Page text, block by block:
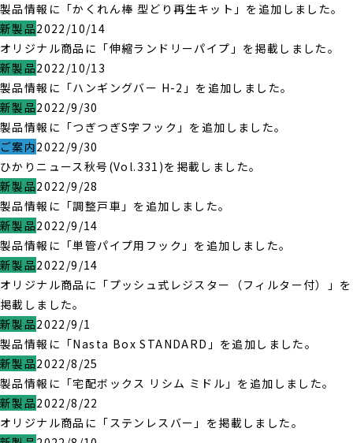
製品情報に「かくれん棒 型どり再生キット」を追加しました。
新製品2022/10/14
オリジナル商品に「伸縮ランドリーパイプ」を掲載しました。
新製品2022/10/13
製品情報に「ハンギングバー H-2」を追加しました。
新製品2022/9/30
製品情報に「つぎつぎS字フック」を追加しました。
ご案内2022/9/30
ひかりニュース秋号(Vol.331)を掲載しました。
新製品2022/9/28
製品情報に「調整戸車」を追加しました。
新製品2022/9/14
製品情報に「単管パイプ用フック」を追加しました。
新製品2022/9/14
オリジナル商品に「プッシュ式レジスター（フィルター付）」を
掲載しました。
新製品2022/9/1
製品情報に「Nasta Box STANDARD」を追加しました。
新製品2022/8/25
製品情報に「宅配ボックス リシム ミドル」を追加しました。
新製品2022/8/22
オリジナル商品に「ステンレスバー」を掲載しました。